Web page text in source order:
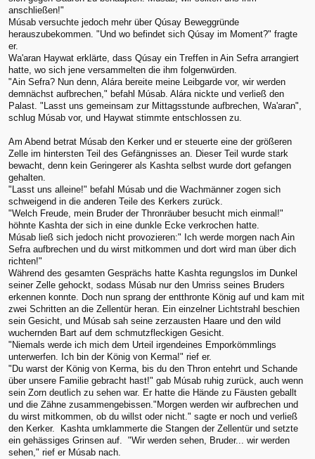
anschließen!"
Músab versuchte jedoch mehr über Qúsay Beweggründe
herauszubekommen. "Und wo befindet sich Qúsay im Moment?" fragte
er.
Wa'aran Haywat erklärte, dass Qúsay ein Treffen in Ain Sefra arrangiert
hatte, wo sich jene versammelten die ihm folgenwürden.
"Ain Sefra? Nun denn, Alára bereite meine Leibgarde vor, wir werden
demnächst aufbrechen," befahl Músab. Alára nickte und verließ den
Palast. "Lasst uns gemeinsam zur Mittagsstunde aufbrechen, Wa'aran",
schlug Músab vor, und Haywat stimmte entschlossen zu.
Am Abend betrat Músab den Kerker und er steuerte eine der größeren
Zelle im hintersten Teil des Gefängnisses an. Dieser Teil wurde stark
bewacht, denn kein Geringerer als Kashta selbst wurde dort gefangen
gehalten.
"Lasst uns alleine!" befahl Músab und die Wachmänner zogen sich
schweigend in die anderen Teile des Kerkers zurück.
"Welch Freude, mein Bruder der Thronräuber besucht mich einmal!"
höhnte Kashta der sich in eine dunkle Ecke verkrochen hatte.
Músab ließ sich jedoch nicht provozieren:" Ich werde morgen nach Ain
Sefra aufbrechen und du wirst mitkommen und dort wird man über dich
richten!"
Während des gesamten Gesprächs hatte Kashta regungslos im Dunkel
seiner Zelle gehockt, sodass Músab nur den Umriss seines Bruders
erkennen konnte. Doch nun sprang der entthronte König auf und kam mit
zwei Schritten an die Zellentür heran. Ein einzelner Lichtstrahl beschien
sein Gesicht, und Músab sah seine zerzausten Haare und den wild
wuchernden Bart auf dem schmutzfleckigen Gesicht.
"Niemals werde ich mich dem Urteil irgendeines Emporkömmlings
unterwerfen. Ich bin der König von Kerma!" rief er.
"Du warst der König von Kerma, bis du den Thron entehrt und Schande
über unsere Familie gebracht hast!" gab Músab ruhig zurück, auch wenn
sein Zorn deutlich zu sehen war. Er hatte die Hände zu Fäusten geballt
und die Zähne zusammengebissen."Morgen werden wir aufbrechen und
du wirst mitkommen, ob du willst oder nicht." sagte er noch und verließ
den Kerker. Kashta umklammerte die Stangen der Zellentür und setzte
ein gehässiges Grinsen auf. "Wir werden sehen, Bruder... wir werden
sehen," rief er Músab nach.